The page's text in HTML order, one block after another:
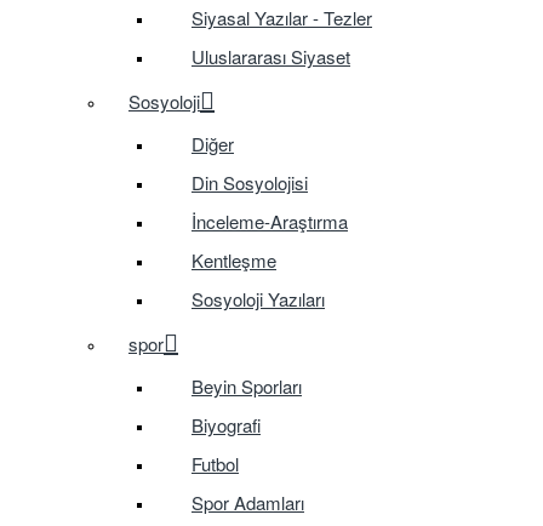
Siyasal Yazılar - Tezler
Uluslararası Siyaset
Sosyoloji
Diğer
Din Sosyolojisi
İnceleme-Araştırma
Kentleşme
Sosyoloji Yazıları
spor
Beyin Sporları
Biyografi
Futbol
Spor Adamları